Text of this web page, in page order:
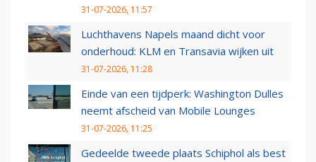
31-07-2026, 11:57
Luchthavens Napels maand dicht voor
onderhoud: KLM en Transavia wijken uit
31-07-2026, 11:28
Einde van een tijdperk: Washington Dulles
neemt afscheid van Mobile Lounges
31-07-2026, 11:25
Gedeelde tweede plaats Schiphol als best